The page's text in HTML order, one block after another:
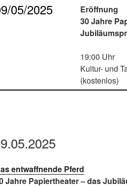
05/2025
Eröffnung
30 Jahre
19:00 Uhr
Kultur- und
(kostenlos)
entwaffnende Pferd
Jahre Papiertheater – das